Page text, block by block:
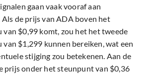
gaan vaak vooraf aan
de prijs van ADA boven het
van $0,99 komt, zou het het tweede
$1,299 kunnen bereiken, wat een
stijging zou betekenen. Aan de
prijs onder het steunpunt van $0,36